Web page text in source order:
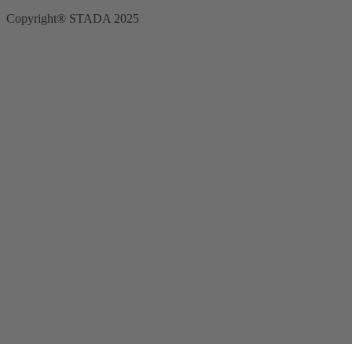
Copyright® STADA 2025